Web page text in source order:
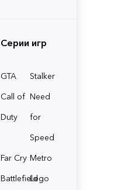
Серии игр
GTA
Stalker
Call of
Duty
Need
for
Speed
Far Cry Metro
BattlefieldLego